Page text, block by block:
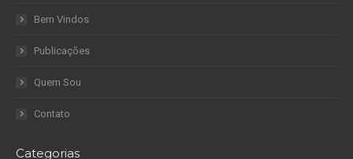
Bem Vindos
Publicações
Quem Sou
Contato
Categorias